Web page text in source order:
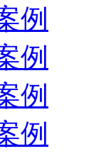
例
例
例
例